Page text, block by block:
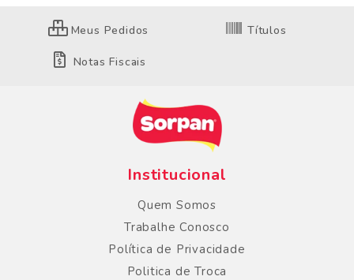
Meus Pedidos Títulos
Notas Fiscais
Institucional
Quem Somos
Trabalhe Conosco
Política de Privacidade
Politica de Troca